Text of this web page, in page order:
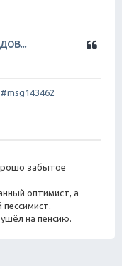
Ц
забытое
оптимист, а
на пенсию.